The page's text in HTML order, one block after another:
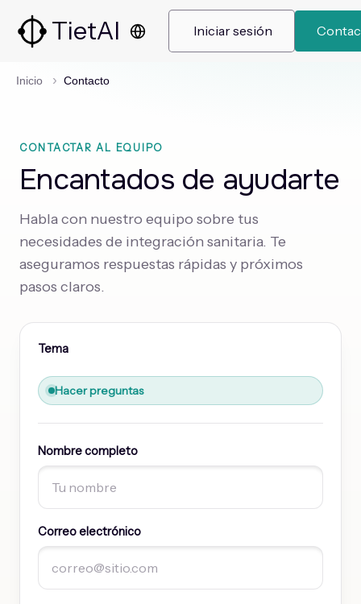
TietAI Iniciar sesión
Inicio Contacto
CONTACTAR AL EQUIPO
Encantados de ayudarte
Habla con nuestro equipo sobre tus
necesidades de integración sanitaria. Te
aseguramos respuestas rápidas y próximos
pasos claros.
Tema
Hacer preguntas
Nombre completo
Correo electrónico